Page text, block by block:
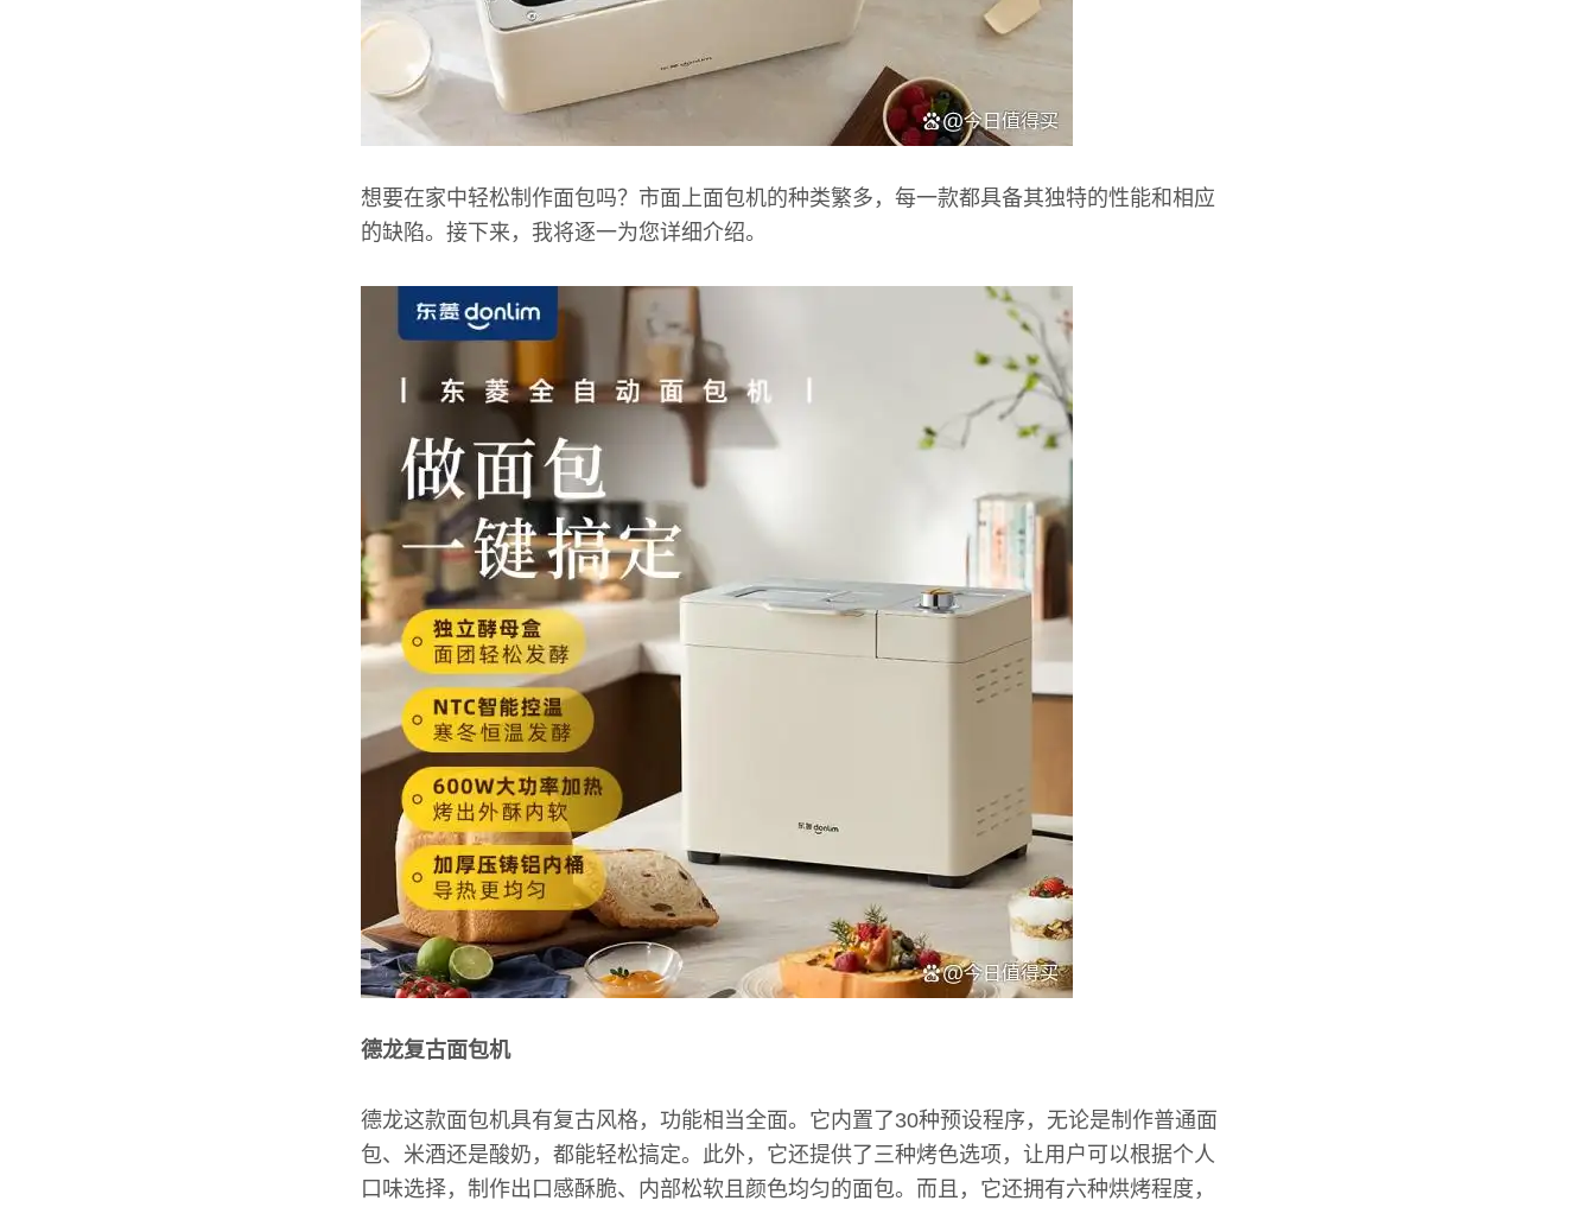
想要在家中轻松制作面包吗？市面上面包机的种类繁多，每一款都具备其独特的性能和相应
的缺陷。接下来，我将逐一为您详细介绍。
德龙复古面包机
德龙这款面包机具有复古风格，功能相当全面。它内置了30种预设程序，无论是制作普通面
包、米酒还是酸奶，都能轻松搞定。此外，它还提供了三种烤色选项，让用户可以根据个人
口味选择，制作出口感酥脆、内部松软且颜色均匀的面包。而且，它还拥有六种烘烤程度，